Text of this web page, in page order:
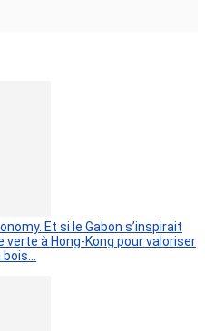
Et si le Gabon s’inspirait
verte à Hong-Kong pour valoriser